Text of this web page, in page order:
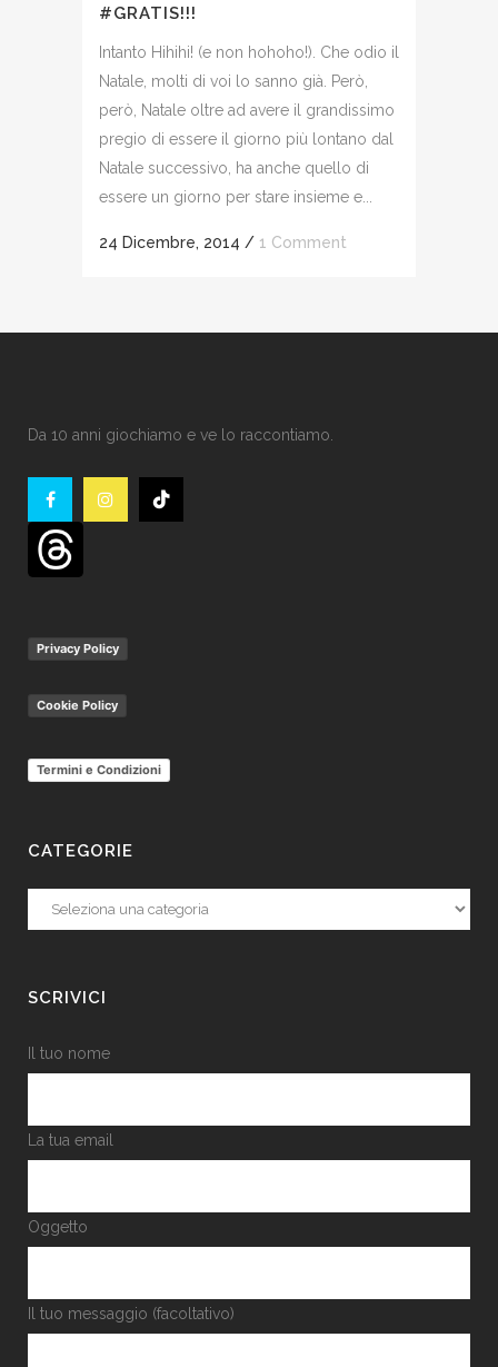
#GRATIS!!!
Intanto Hihihi! (e non hohoho!). Che odio il
Natale, molti di voi lo sanno già. Però,
però, Natale oltre ad avere il grandissimo
pregio di essere il giorno più lontano dal
Natale successivo, ha anche quello di
essere un giorno per stare insieme e...
24 Dicembre, 2014 / 1 Comment
Da 10 anni giochiamo e ve lo raccontiamo.
Privacy Policy
Cookie Policy
Termini e Condizioni
CATEGORIE
Categorie
SCRIVICI
Il tuo nome
La tua email
Oggetto
Il tuo messaggio (facoltativo)